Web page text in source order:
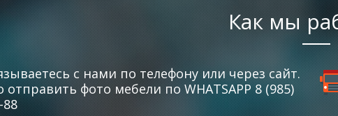
Как мы
с нами по телефону или через сайт.
фото мебели по WHATSAPP 8 (985)
88